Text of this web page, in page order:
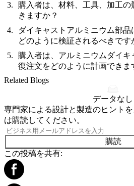
購入者は、材料、工具、加工
きますか？
ダイキャストアルミニウム部
どのように検証されるべきです
購入者は、アルミニウムダイキ
復注文をどのように計画できま
Related Blogs
データなし
専門家による設計と製造のヒント
は購読してください。
購読
この投稿を共有: